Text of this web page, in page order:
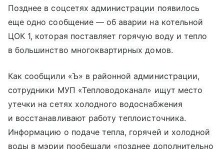
Позднее в соцсетях администрации появилось
еще одно сообщение — об аварии на котельной
ЦОК 1, которая поставляет горячую воду и тепло
в большинство многоквартирных домов.
Как сообщили «Ъ» в районной администрации,
сотрудники МУП «Тепловодоканал» ищут место
утечки на сетях холодного водоснабжения
и восстанавливают работу теплоисточника.
Информацию о подаче тепла, горячей и холодной
воды в мэрии пообещали «позднее дополнительно